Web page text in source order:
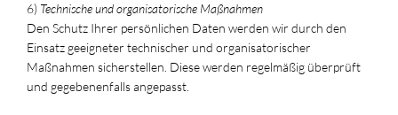
6) Technische und organisatorische Maßnahmen
Den Schutz Ihrer persönlichen Daten werden wir durch den
Einsatz geeigneter technischer und organisatorischer
Maßnahmen sicherstellen. Diese werden regelmäßig überprüft
und gegebenenfalls angepasst.